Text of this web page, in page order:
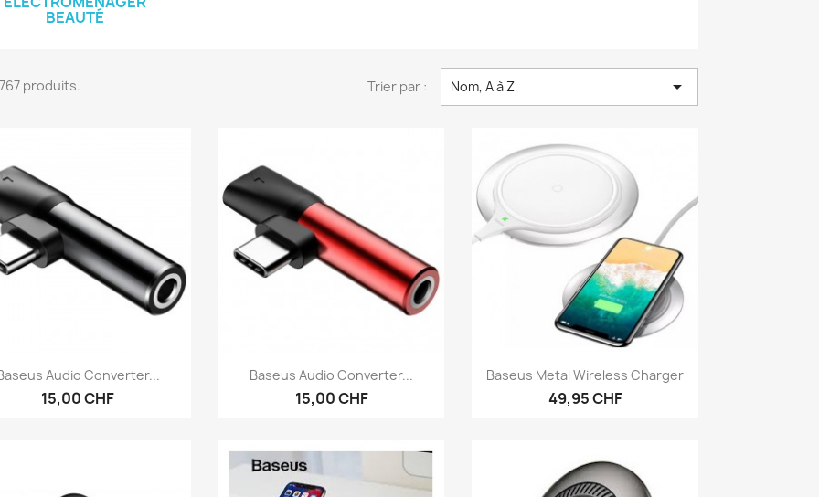
BEAUTÉ
produits. Trier par : Nom, A à Z 
Aperçu rapide
Audio Converter...
15,00 CHF
Aperçu rapide
Baseus Audio Converter...
15,00 CHF
Aperçu rapide
Baseus Metal Wireless Charger
49,95 CHF